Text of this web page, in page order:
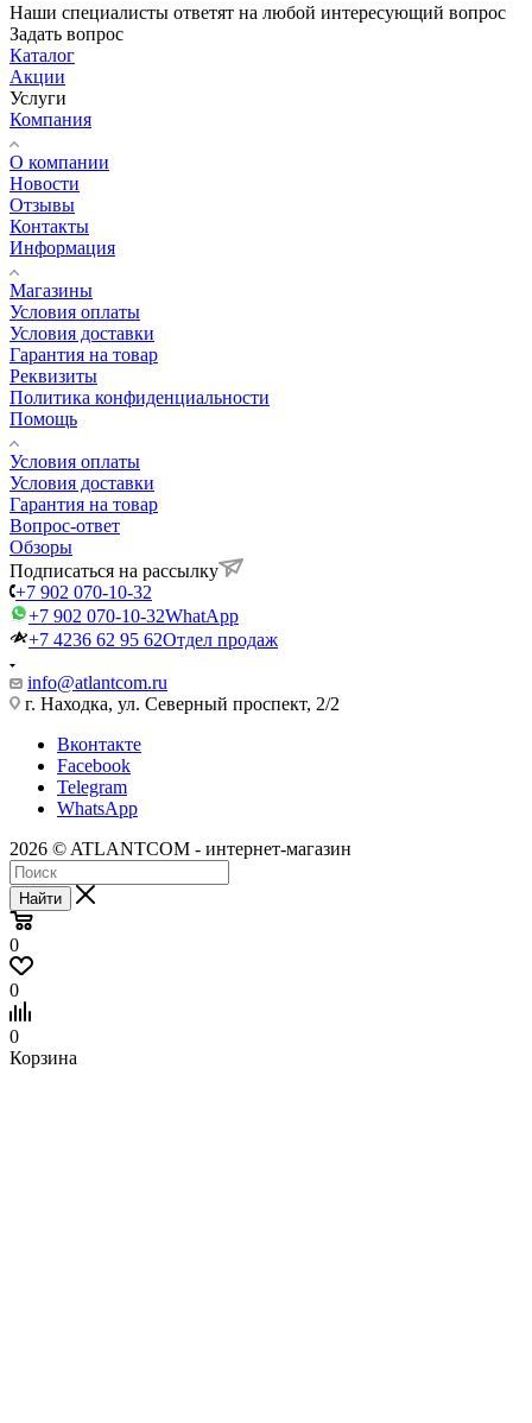
Наши специалисты ответят на любой интересующий вопрос
Задать вопрос
Каталог
Акции
Услуги
Компания
О компании
Новости
Отзывы
Контакты
Информация
Магазины
Условия оплаты
Условия доставки
Гарантия на товар
Реквизиты
Политика конфиденциальности
Помощь
Условия оплаты
Условия доставки
Гарантия на товар
Вопрос-ответ
Обзоры
Подписаться на рассылку
+7 902 070-10-32
+7 902 070-10-32WhatApp
+7 4236 62 95 62Отдел продаж
info@atlantcom.ru
г. Находка, ул. Северный проспект, 2/2
Вконтакте
Facebook
Telegram
WhatsApp
2026 © ATLANTCOM - интернет-магазин
Найти
0
0
0
Корзина